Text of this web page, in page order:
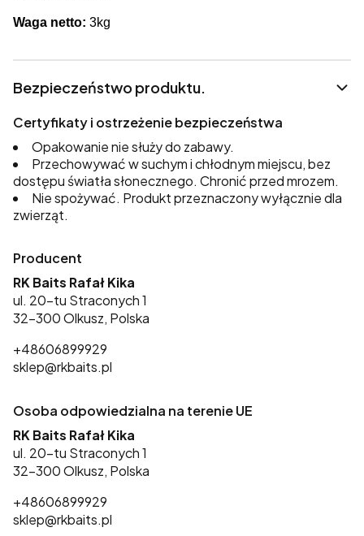
Waga netto: 3kg
Bezpieczeństwo produktu.
Certyfikaty i ostrzeżenie bezpieczeństwa
Opakowanie nie służy do zabawy.
Przechowywać w suchym i chłodnym miejscu, bez
dostępu światła słonecznego. Chronić przed mrozem.
Nie spożywać. Produkt przeznaczony wyłącznie dla
zwierząt.
Producent
RK Baits Rafał Kika
ul. 20-tu Straconych 1
32-300 Olkusz, Polska
+48606899929
sklep@rkbaits.pl
Osoba odpowiedzialna na terenie UE
RK Baits Rafał Kika
ul. 20-tu Straconych 1
32-300 Olkusz, Polska
+48606899929
sklep@rkbaits.pl